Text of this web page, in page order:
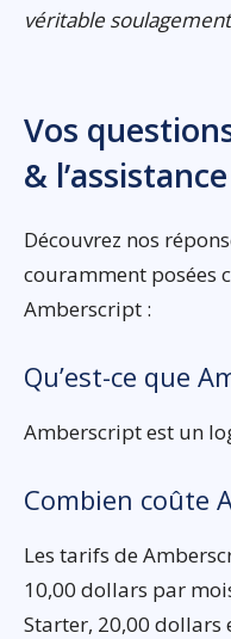
véritable
Vos
&
Découvrez nos
couramment posées
Amberscript :
Qu’est-ce que
Amberscript est un
Combien coûte
Les tarifs de
10,00 dollars par
Starter, 20,00 dollars